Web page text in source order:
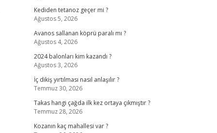
Kediden tetanoz geçer mi ?
Ağustos 5, 2026
Avanos sallanan köprü paralı mı ?
Ağustos 4, 2026
2024 balonları kim kazandı ?
Ağustos 3, 2026
İç dikiş yırtılması nasıl anlaşılır ?
Temmuz 30, 2026
Takas hangi çağda ilk kez ortaya çıkmıştır ?
Temmuz 28, 2026
Kozanın kaç mahallesi var ?